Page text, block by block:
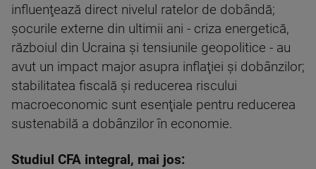
influenţează direct nivelul ratelor de dobândă;
şocurile externe din ultimii ani - criza energetică,
războiul din Ucraina şi tensiunile geopolitice - au
avut un impact major asupra inflaţiei şi dobânzilor;
stabilitatea fiscală şi reducerea riscului
macroeconomic sunt esenţiale pentru reducerea
sustenabilă a dobânzilor în economie.
Studiul CFA integral, mai jos: